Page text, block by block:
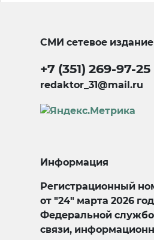
СМИ сетевое
+7 (351) 269-97-25
redaktor_31@mail.ru
Информация
Регистрационный
от "24" марта 2026
Федеральной
связи,